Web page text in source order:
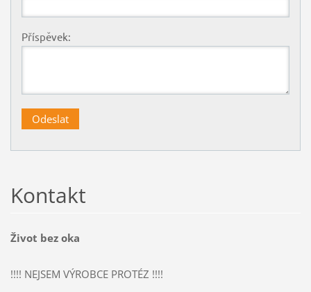
Příspěvek:
Kontakt
Život bez oka
!!!! NEJSEM VÝROBCE PROTÉZ !!!!